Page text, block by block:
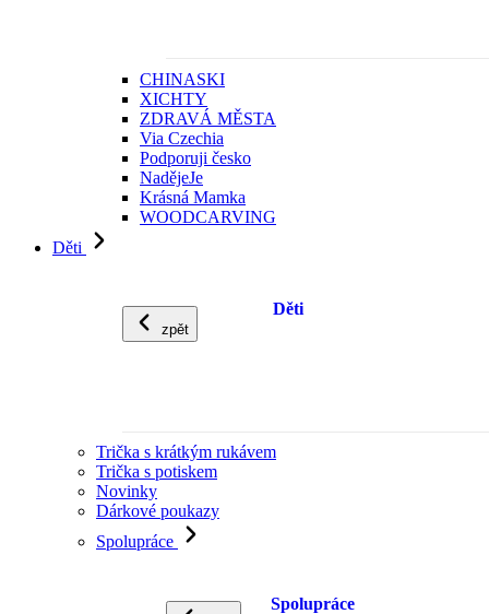
CHINASKI
XICHTY
ZDRAVÁ MĚSTA
Via Czechia
Podporuji česko
NadějeJe
Krásná Mamka
WOODCARVING
Děti
zpět
Děti
Trička s krátkým rukávem
Trička s potiskem
Novinky
Dárkové poukazy
Spolupráce
Spolupráce